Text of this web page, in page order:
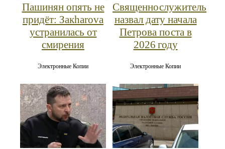
Пашинян опять не
придёт: Закharova
устранилась от
смирения
Электронные Копии
Священнослужитель
назвал дату начала
Петрова поста в
2026 году
Электронные Копии